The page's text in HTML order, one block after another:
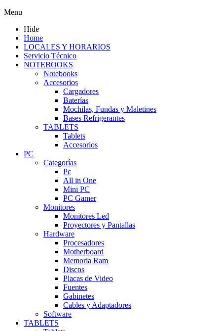
Menu
Hide
Home
LOCALES Y HORARIOS
Servicio Técnico
NOTEBOOKS
Notebooks
Accesorios
Cargadores
Baterías
Mochilas, Fundas y Maletines
Bases Refrigerantes
TABLETS
Tablets
Accesorios
PC
Categorías
Pc
All in One
Mini PC
PC Gamer
Monitores
Monitores Led
Proyectores y Pantallas
Hardware
Procesadores
Motherboard
Memoria Ram
Discos
Placas de Video
Fuentes
Gabinetes
Cables y Adaptadores
Software
TABLETS